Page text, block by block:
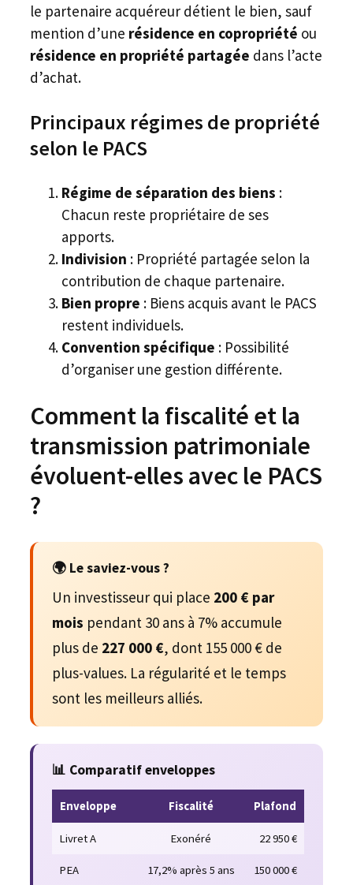
le partenaire acquéreur détient le bien, sauf
mention d’une résidence en copropriété ou
résidence en propriété partagée dans l’acte
d’achat.
Principaux régimes de propriété
selon le PACS
Régime de séparation des biens :
Chacun reste propriétaire de ses
apports.
Indivision : Propriété partagée selon la
contribution de chaque partenaire.
Bien propre : Biens acquis avant le PACS
restent individuels.
Convention spécifique : Possibilité
d’organiser une gestion différente.
Comment la fiscalité et la
transmission patrimoniale
évoluent-elles avec le PACS
?
🌍 Le saviez-vous ?
Un investisseur qui place 200 € par
mois pendant 30 ans à 7% accumule
plus de 227 000 €, dont 155 000 € de
plus-values. La régularité et le temps
sont les meilleurs alliés.
📊 Comparatif enveloppes
Enveloppe Fiscalité Plafond
Livret A Exonéré 22 950 €
PEA 17,2% après 5 ans 150 000 €